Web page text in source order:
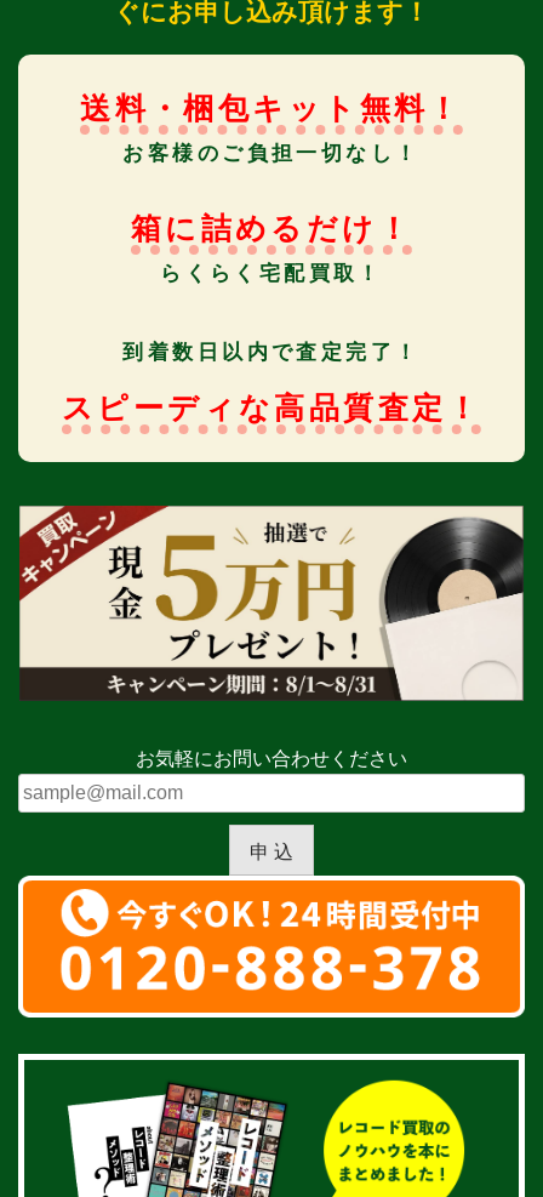
ぐにお申し込み頂けます！
送料・梱包キット無料！
お客様のご負担一切なし！
箱に詰めるだけ！
らくらく宅配買取！
到着数日以内で査定完了！
スピーディな高品質査定！
お気軽にお問い合わせください
申 込